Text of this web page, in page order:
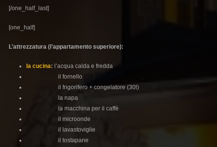
[/one_half_last]
[one_half]
L’attrezzatura (l’appartamento superiore):
la cucina: l’acqua calda e fredda
il fornello
il frigorifero + congelatore (30l)
la napa
la macchina per il caffè
il microonde
il lavastoviglie
il tostapane